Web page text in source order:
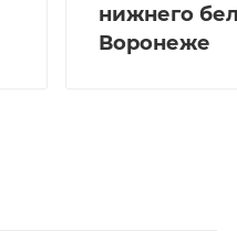
нижнего
Воронеже